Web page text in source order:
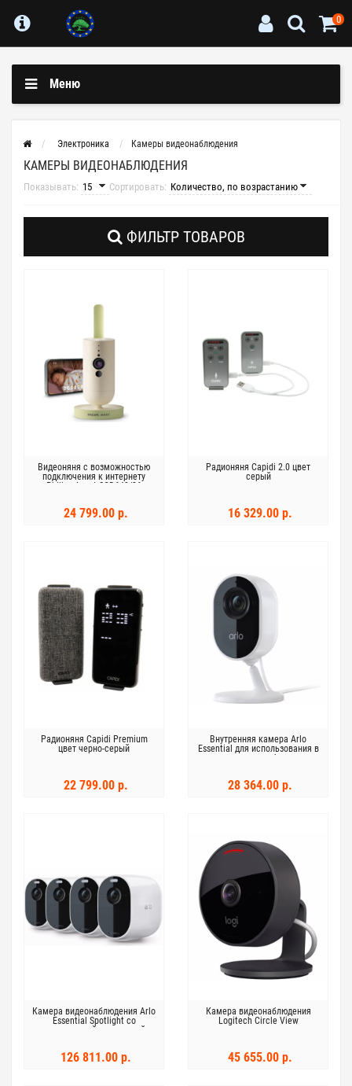
0
Меню
Электроника Камеры видеонаблюдения
КАМЕРЫ ВИДЕОНАБЛЮДЕНИЯ
Показывать: Сортировать:
ФИЛЬТР ТОВАРОВ
Видеоняня с возможностью
подключения к интернету
Philips Avent SCD643/26
24 799.00 р.
Радионяня Capidi 2.0 цвет
серый
16 329.00 р.
Радионяня Capidi Premium
цвет черно-серый
22 799.00 р.
Внутренняя камера Arlo
Essential для использования в
помещении, белая
28 364.00 р.
Камера видеонаблюдения Arlo
Essential Spotlight со
светодиодной подсветкой,
126 811.00 р.
Камера видеонаблюдения
Logitech Circle View
45 655.00 р.